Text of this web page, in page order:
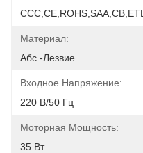
CCC,CE,ROHS,SAA,CB,ETL
Материал:
Абс -лезвие
Входное Напряжение:
220 В/50 Гц
Моторная Мощность:
35 Вт